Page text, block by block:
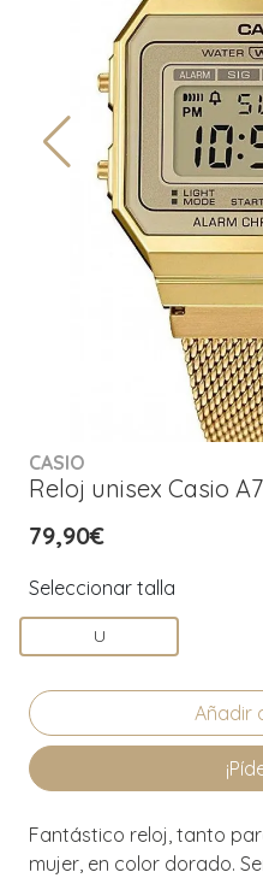
CASIO
Reloj unisex Casio
79,90€
Seleccionar talla
U
Fantástico reloj, tanto
mujer, en color dorado.